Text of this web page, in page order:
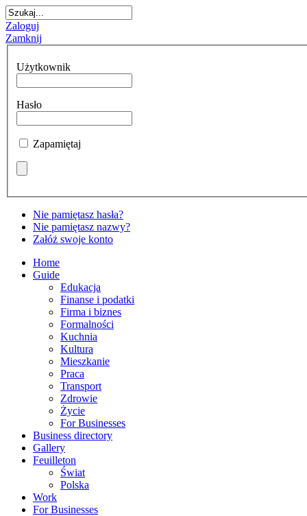
Zaloguj
Zamknij
Użytkownik
Hasło
Zapamiętaj
Nie pamiętasz hasła?
Nie pamiętasz nazwy?
Załóż swoje konto
Home
Guide
Edukacja
Finanse i podatki
Firma i biznes
Formalności
Kuchnia
Kultura
Mieszkanie
Praca
Transport
Zdrowie
Życie
For Businesses
Business directory
Gallery
Feuilleton
Świat
Polska
Work
For Businesses